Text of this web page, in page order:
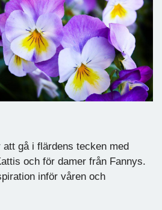
att gå i flärdens tecken med
och för damer från Fannys.
inför våren och